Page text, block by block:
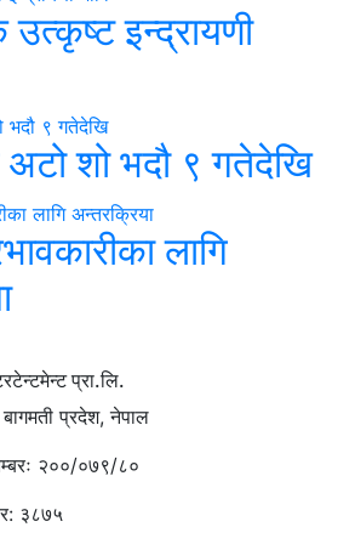
इन्द्रायणी
शो भदौ ९ गतेदेखि
लागि
प्रा.लि.
प्रदेश, नेपाल
२००/०७९/८०
३८७५